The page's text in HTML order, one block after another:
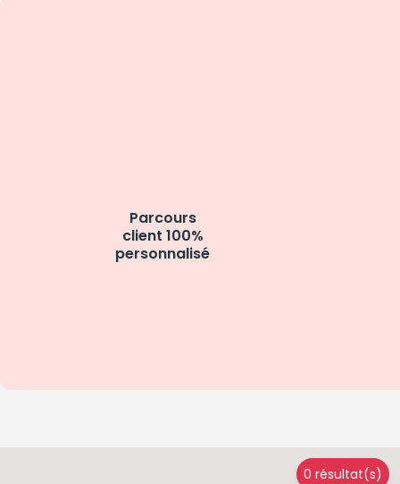
Parcours
client 100%
personnalisé
0 résultat(s)